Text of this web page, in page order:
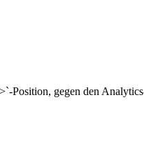
gegen den